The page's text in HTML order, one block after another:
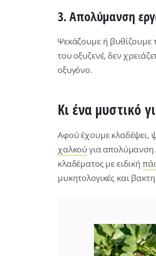
3. Απολύμανση
Ψεκάζουμε ή βυθίζουμε
του οξυζενέ, δεν
οξυγόνο.
Κι ένα μυστικό
Αφού έχουμε κλαδέψει,
χαλκού για
κλαδέματος με ειδική
μυκητολογικές και